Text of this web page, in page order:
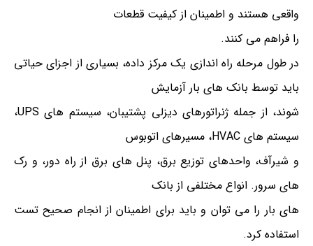
واقعی هستند و اطمینان از کیفیت قطعات
را فراهم می کنند.
در طول مرحله راه اندازی یک مرکز داده، بسیاری از اجزای حیاتی
باید توسط بانک های بار آزمایش
شوند، از جمله ژنراتورهای دیزلی پشتیبان، سیستم های UPS،
سیستم های HVAC، مسیرهای اتوبوس
و شیرآف، واحدهای توزیع برق، پنل های برق از راه دور، و رک
های سرور. انواع مختلفی از بانک
های بار را می توان و باید برای اطمینان از انجام صحیح تست
استفاده کرد.